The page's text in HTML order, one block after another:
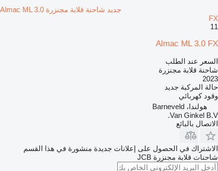
جديد شاحنة قلابة مجنزرة Almac ML 3.0
FX
11
Almac ML 3.0 FX
السعر عند الطلب
شاحنة قلابة مجنزرة
2023
حالة المركبة جديد
وقود كهربائي
هولندا، Barneveld
Van Ginkel B.V.
الاتصال بالبائع
الاشتراك في الحصول على إعلانات جديدة منشورة في هذا القسم
شاحنات قلابة مجنزرة JCB